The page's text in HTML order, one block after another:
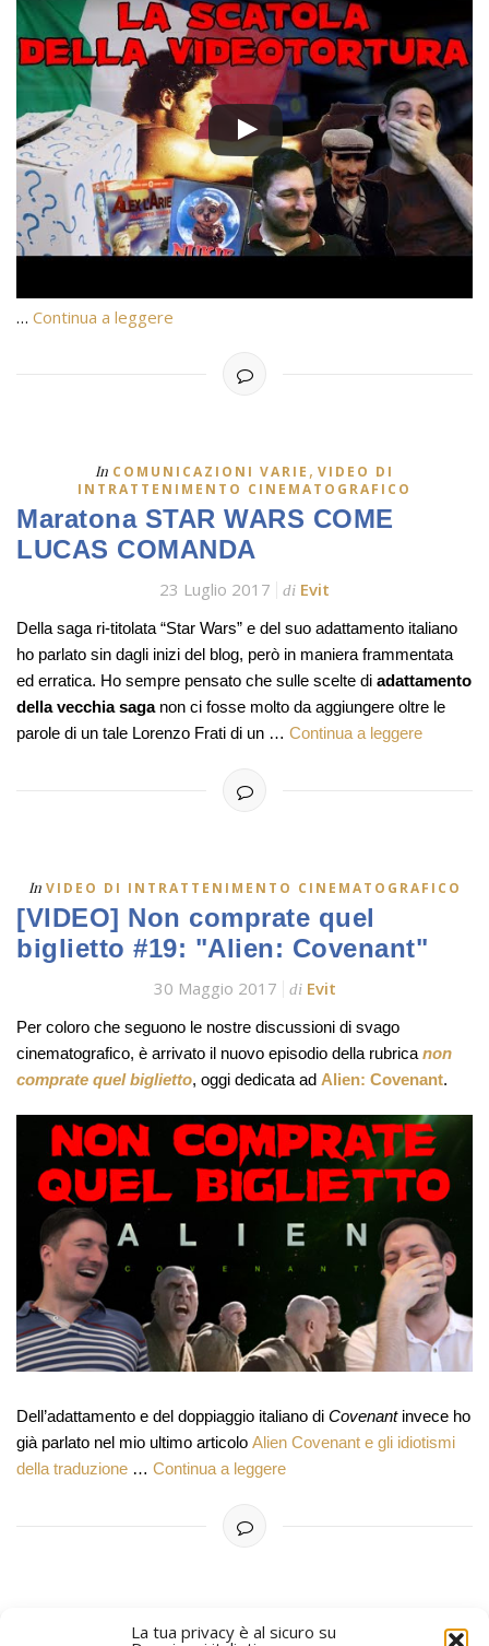
La tua privacy è al sicuro su
… Continua a leggere
In COMUNICAZIONI VARIE , VIDEO DI
INTRATTENIMENTO CINEMATOGRAFICO
Maratona STAR WARS COME
LUCAS COMANDA
23 Luglio 2017 di Evit
Della saga ri-titolata “Star Wars” e del suo adattamento italiano
ho parlato sin dagli inizi del blog, però in maniera frammentata
ed erratica. Ho sempre pensato che sulle scelte di adattamento
della vecchia saganon ci fosse molto da aggiungere oltre le
parole di un tale Lorenzo Frati di un … Continua a leggere
In VIDEO DI INTRATTENIMENTO CINEMATOGRAFICO
[VIDEO] Non comprate quel
biglietto #19: "Alien: Covenant"
30 Maggio 2017 di Evit
Per coloro che seguono le nostre discussioni di svago
cinematografico, è arrivato il nuovo episodio della rubrica non
comprate quel biglietto, oggi dedicata ad Alien: Covenant.
Dell’adattamento e del doppiaggio italiano di Covenantinvece ho
già parlato nel mio ultimo articolo Alien Covenant e gli idiotismi
della traduzione … Continua a leggere